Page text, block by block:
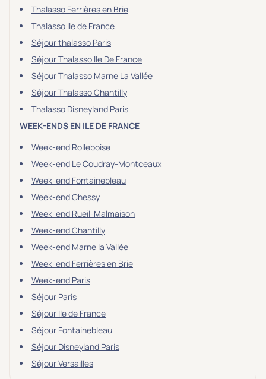
Thalasso Ferrières en Brie
Thalasso Ile de France
Séjour thalasso Paris
Séjour Thalasso Ile De France
Séjour Thalasso Marne La Vallée
Séjour Thalasso Chantilly
Thalasso Disneyland Paris
WEEK-ENDS EN ILE DE FRANCE
Week-end Rolleboise
Week-end Le Coudray-Montceaux
Week-end Fontainebleau
Week-end Chessy
Week-end Rueil-Malmaison
Week-end Chantilly
Week-end Marne la Vallée
Week-end Ferrières en Brie
Week-end Paris
Séjour Paris
Séjour Ile de France
Séjour Fontainebleau
Séjour Disneyland Paris
Séjour Versailles